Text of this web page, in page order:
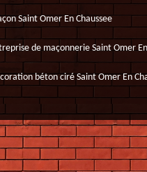
Saint Omer En Chaussee
de maçonnerie Saint Omer
béton ciré Saint Omer En